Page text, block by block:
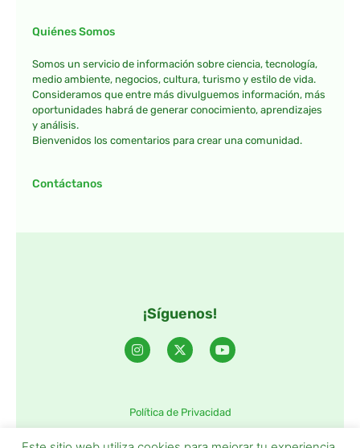
Quiénes Somos
Somos un servicio de información sobre ciencia, tecnología,
medio ambiente, negocios, cultura, turismo y estilo de vida.
Consideramos que entre más divulguemos información, más
oportunidades habrá de generar conocimiento, aprendizajes
y análisis.
Bienvenidos los comentarios para crear una comunidad.
Contáctanos
¡Síguenos!
Política de Privacidad